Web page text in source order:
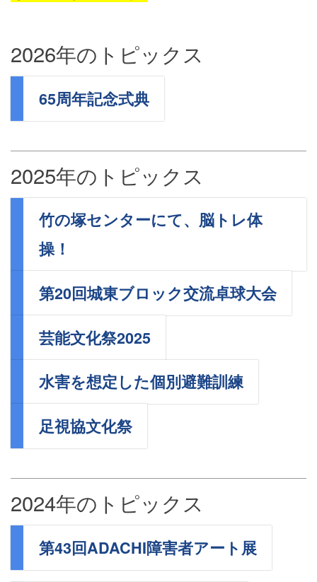
2026年のトピックス
65周年記念式典
2025年のトピックス
竹の塚センターにて、脳トレ体
操！
第20回城東ブロック交流卓球大会
芸能文化祭2025
水害を想定した個別避難訓練
足視協文化祭
2024年のトピックス
第43回ADACHI障害者アート展